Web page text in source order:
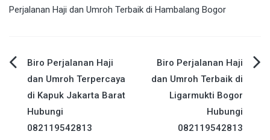
Perjalanan Haji dan Umroh Terbaik di Hambalang Bogor
Post
navigation
Biro Perjalanan Haji
dan Umroh Terpercaya
di Kapuk Jakarta Barat
Hubungi
082119542813
Biro Perjalanan Haji
dan Umroh Terbaik di
Ligarmukti Bogor
Hubungi
082119542813